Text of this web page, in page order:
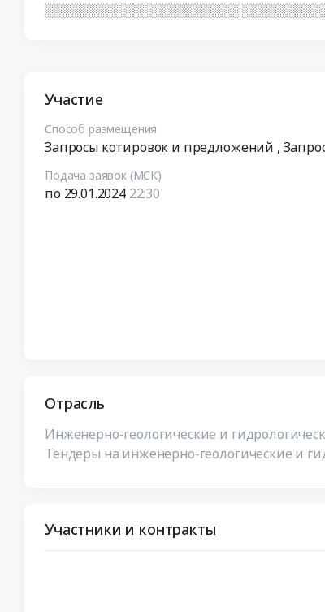
░░░░░░░░░░░░░░░░░░░░░░
Участие
Способ размещения
Запросы котировок и предложений ,
Подача заявок (МСК)
по 29.01.2024 22:30
Отрасль
Инженерно-геологические и
Тендеры на инженерно-геологические и
Участники и контракты